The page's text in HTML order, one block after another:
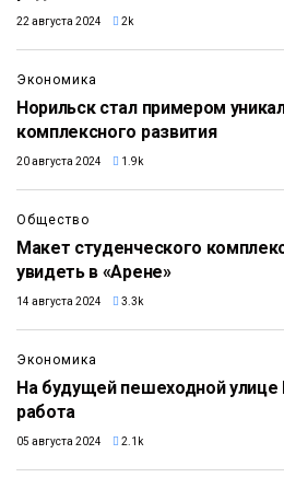
22 августа 2024 2k
Экономика
Норильск стал примером
комплексного развития
20 августа 2024 1.9k
Общество
Макет студенческого
увидеть в «Арене»
14 августа 2024 3.3k
Экономика
На будущей пешеходной улице
работа
05 августа 2024 2.1k